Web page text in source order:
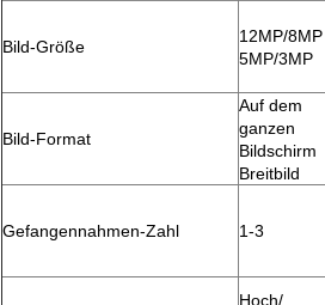
Bild-Größe
12MP/8MP
5MP/3MP
Bild-Format
Auf dem
ganzen
Bildschirm
Breitbild
Gefangennahmen-Zahl 1-3
Hoch/